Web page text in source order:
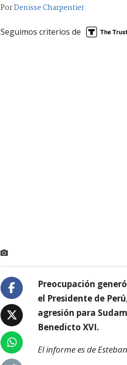
PorDenisse Charpentier
Seguimos criterios de
Preocupación
el Presidente de
agresión para
Benedicto XVI.
El informe es de